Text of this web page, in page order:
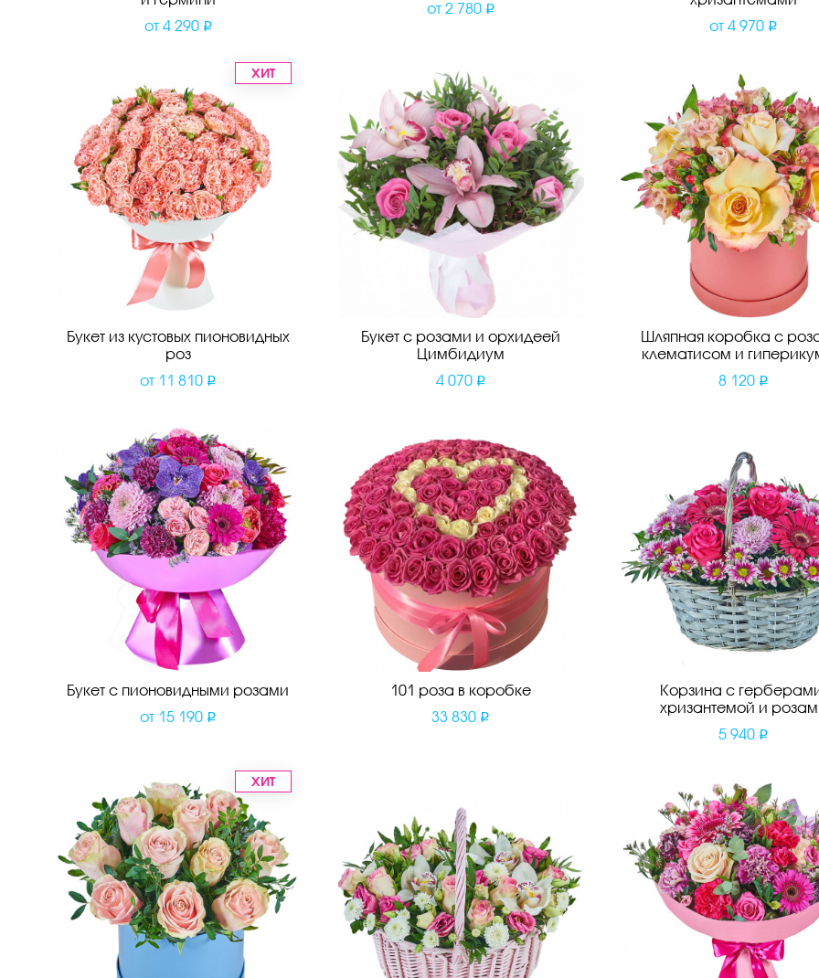
от 4 290
от 2 780
от 4 970
ХИТ
Букет из кустовых пионовидных
роз
от 11 810
Букет с розами и орхидеей
Цимбидиум
4 070
Шляпная коробка с
клематисом и
8 120
Букет с пионовидными розами
от 15 190
101 роза в коробке
33 830
Корзина с
хризантемой и
5 940
ХИТ